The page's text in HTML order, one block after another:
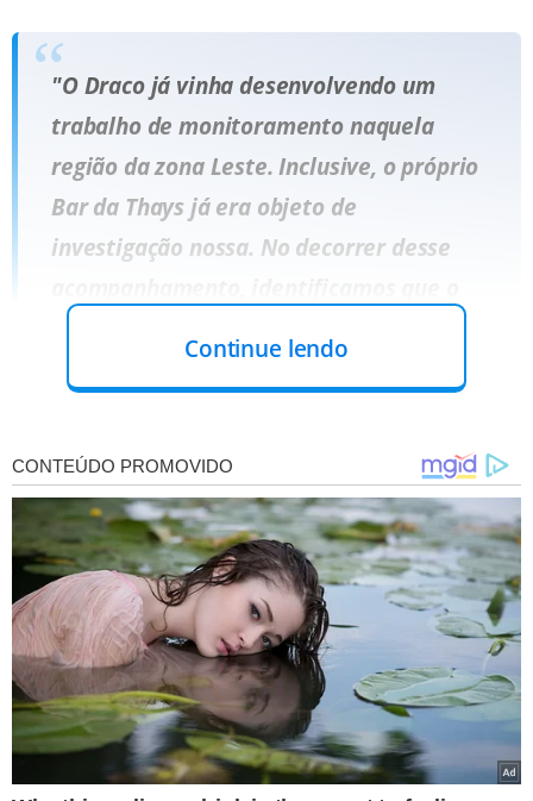
"O Draco já vinha desenvolvendo um
trabalho de monitoramento naquela
região da zona Leste. Inclusive, o próprio
Bar da Thays já era objeto de
investigação nossa. No decorrer desse
conduziu mais de 70 pessoas para a
Central de Flagrantes, com diversas
apreensões de armas de fogo", frisou o
coordenador do DRACO, delegado Chales
Pessoa.
💬
Siga o canal de notícias do meionews.com
no WhatsApp
Continue lendo